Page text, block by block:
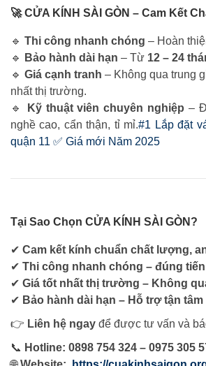
🚀 CỬA KÍNH SÀI GÒN – Cam Kết
🔹 Thi công nhanh chóng – Hoàn
🔹
Bảo hành dài hạn – Từ 12 – 24
🔹 Giá cạnh tranh – Không qua trung
nhất thị trường.
🔹
Kỹ thuật viên chuyên nghiệp –
nghề cao, cẩn thận, tỉ mỉ.#1 Lắp đặt
quận 11 ✅ Giá mới Năm 2025
Tại Sao Chọn CỬA KÍNH SÀI GÒN?
✔ Cam kết kính chuẩn chất lượng,
✔ Thi công nhanh chóng – đúng
✔ Giá tốt nhất thị trường – Không
✔ Bảo hành dài hạn – Hỗ trợ tận tâm
👉 Liên hệ ngay để được tư vấn và
📞 Hotline: 0898 754 324 – 0975 305